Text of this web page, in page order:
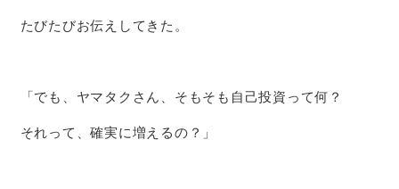
たびたびお伝えしてきた。
「でも、ヤマタクさん、そもそも自己投資って何？
それって、確実に増えるの？」